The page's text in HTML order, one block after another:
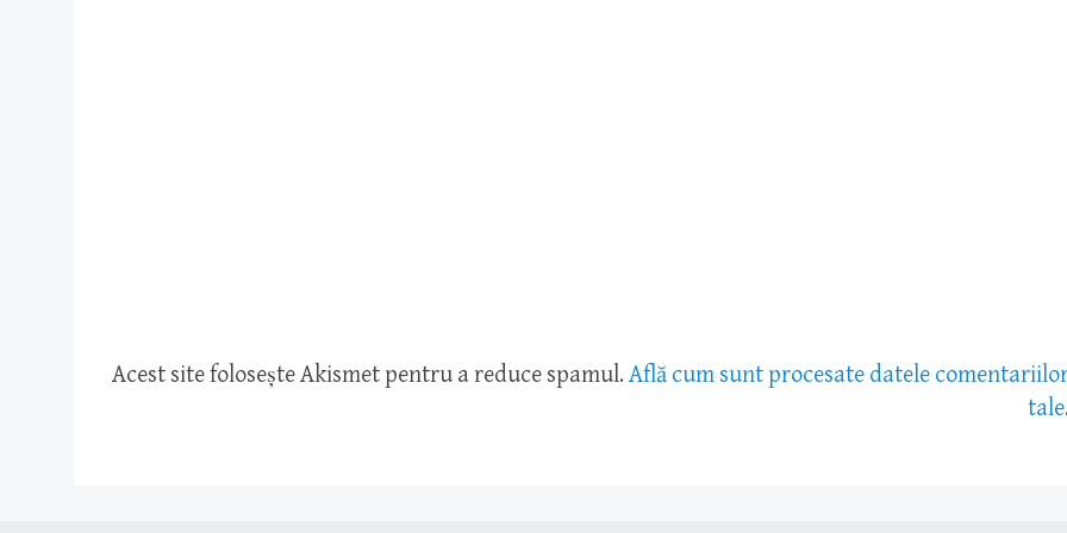
Acest site folosește Akismet pentru a reduce spamul. Află cum sunt procesate datele
tale